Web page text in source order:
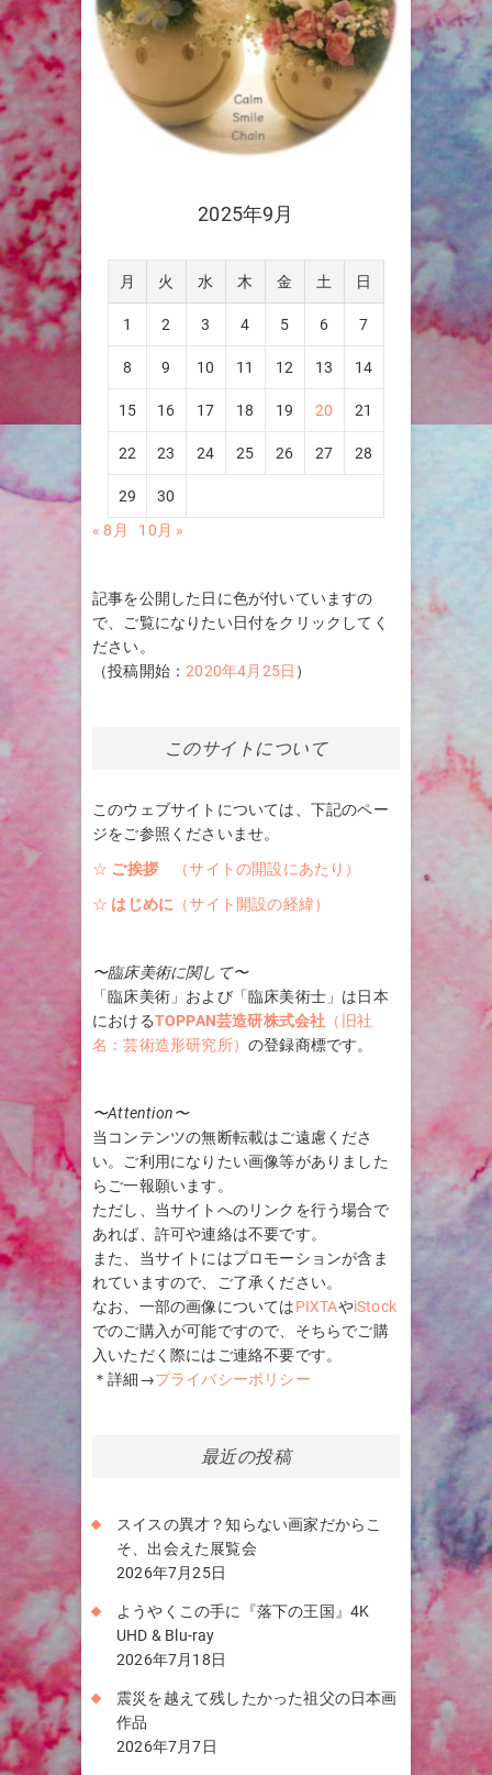
2025年9月
月 火 水 木 金 土 日
1 2 3 4 5 6 7
8 9 10 11 12 13 14
15 16 17 18 19 20 21
22 23 24 25 26 27 28
29
30
« 8月
10月 »
記事を公開した日に色が付いていますの
で、ご覧になりたい日付をクリックしてく
ださい。
（投稿開始：2020年4月25日 ）
このサイトについて
このウェブサイトについては、下記のペー
ジをご参照くださいませ。
☆ ご挨拶
（サイトの開設にあたり）
☆ はじめに （サイト開設の経緯）
〜臨床美術に関して〜
「臨床美術」および「臨床美術士」は日本
におけるTOPPAN芸造研株式会社 （旧社
名：芸術造形研究所） の登録商標です。
〜Attention〜
当コンテンツの無断転載はご遠慮くださ
い。ご利用になりたい画像等がありました
らご一報願います。
ただし、当サイトへのリンクを行う場合で
あれば、許可や連絡は不要です。
また、当サイトにはプロモーションが含ま
れていますので、ご了承ください。
なお、一部の画像についてはPIXTAやiStock
でのご購入が可能ですので、そちらでご購
入いただく際にはご連絡不要です。
＊詳細→プライバシーポリシー
最近の投稿
スイスの異才？知らない画家だからこ
そ、出会えた展覧会
2026年7月25日
ようやくこの手に『落下の王国』4K
UHD & Blu-ray
2026年7月18日
震災を越えて残したかった祖父の日本画
作品
2026年7月7日